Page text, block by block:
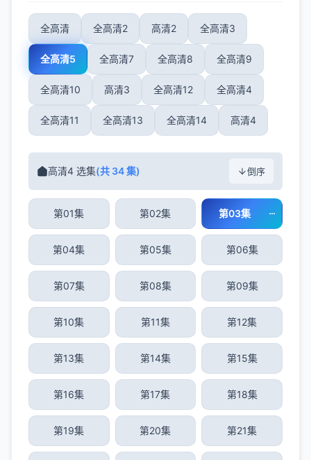
全高清 全高清2 高清2 全高清3
全高清5 全高清7 全高清8 全高清9
全高清10 高清3 全高清12 全高清4
全高清11 全高清13 全高清14 高清4
高清4 选集(共 34 集) 倒序
第01集 第02集 第03集
第04集 第05集 第06集
第07集 第08集 第09集
第10集 第11集 第12集
第13集 第14集 第15集
第16集 第17集 第18集
第19集 第20集 第21集